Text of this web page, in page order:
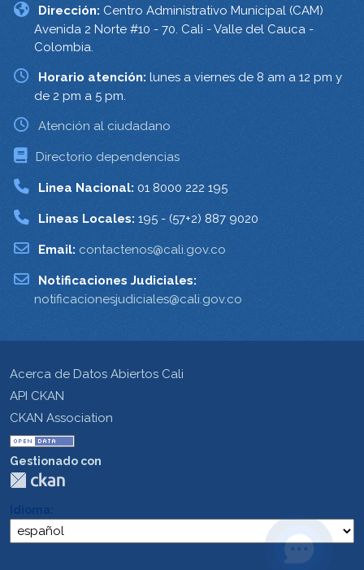
Dirección: Centro Administrativo Municipal (CAM)
Avenida 2 Norte #10 - 70. Cali - Valle del Cauca -
Colombia.
Horario atención: lunes a viernes de 8 am a 12 pm y
de 2 pm a 5 pm.
Atención al ciudadano
Directorio dependencias
Linea Nacional: 01 8000 222 195
Lineas Locales: 195 - (57+2) 887 9020
Email: contactenos@cali.gov.co
Notificaciones Judiciales:
notificacionesjudiciales@cali.gov.co
Acerca de Datos Abiertos Cali
API CKAN
CKAN Association
Gestionado con